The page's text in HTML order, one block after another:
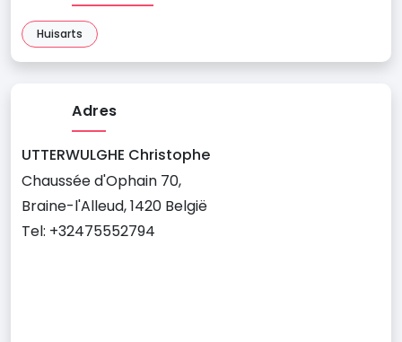
Huisarts
Adres
UTTERWULGHE Christophe
Chaussée d'Ophain 70,
Braine-l'Alleud, 1420 België
Tel: +32475552794